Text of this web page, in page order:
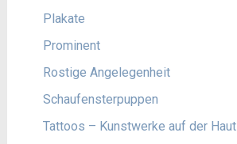
Plakate
Prominent
Rostige Angelegenheit
Schaufensterpuppen
Tattoos – Kunstwerke auf der Haut